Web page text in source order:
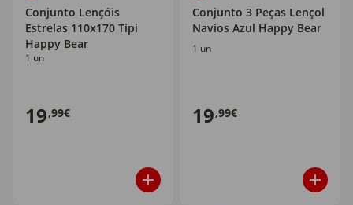
Conjunto Lençóis
Estrelas 110x170 Tipi
Happy Bear
1 un
19,99€
Conjunto 3 Peças Lençol
Navios Azul Happy Bear
1 un
19,99€